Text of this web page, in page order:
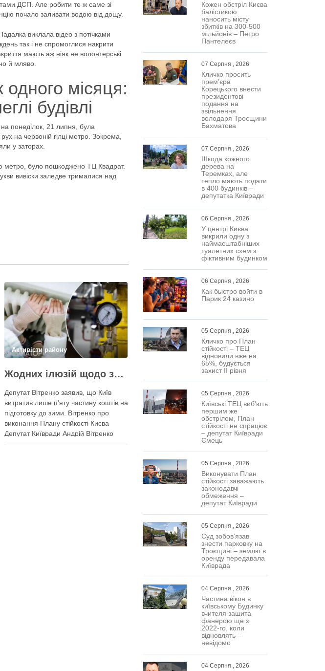
ДСП. Але робити те ж саме зі
почало заливати водою від дощу.
виклала відео з потічками
так і не спромоглися накрити
мають аж ніяк не волонтерські
й мляво.
одного місяця:
будівлі
понеділок, 21 липня, була
на червоній гілці метро. Зокрема,
у заторах.
метро, було пошкоджено ТЦ Квадрат.
вивіски заледве трималися над
Активісти району
Жодних ілюзій щодо зими – у Київраді закидають, що КМДА виконала План стійкості на 20%
Депутат Вітренко заявив, що Київ
витратив лише п'яту частину коштів на
підготовку до зими. Вітренко про
виконання Плану стійкості Києва
Депутат Київради Андрій Вітренко
заявив, що станом на 5 серпня
Кожен обстріл Києва
балістикою
наносить місту
збитків на 300-500
мільйонів – Петро
Пантелеєв
07 Серпня , 2026
Кличко просить
прем’єра
Корецького внести
президентові
подання на
звільнення
володаря Троєщини
Бахматова
07 Серпня , 2026
Шкода кожного
дерева на
Теремках, але
тепло мають подати
в 400 будинків –
депутатка Київради
06 Серпня , 2026
У центрі Києва
викрили одну з
наймасштабніших
туалетних схем з
фіктивним будинком
06 Серпня , 2026
Как быстро войти в
Парик 24 казино
05 Серпня , 2026
Кличко про План
стійкості – ТЕЦ
відновили вже на
65%, будується
захист ІІ рівня
05 Серпня , 2026
Київські ТЕЦ виб’ють
першим же
обстрілом, План
стійкості не спрацює
– депутат Київради
Ємець
05 Серпня , 2026
Виконувати План
стійкості заважають
законодавчі
обмеження –
депутат Київради
05 Серпня , 2026
Суд зобов’язав
знести парковку на
Троєщині – землю в
оренду передавала
Київрада
04 Серпня , 2026
Частина вікон в
київському Будинку
вчителя зашита
фанерою ще з
2022-го, коли
відновлять –
невідомо
04 Серпня , 2026